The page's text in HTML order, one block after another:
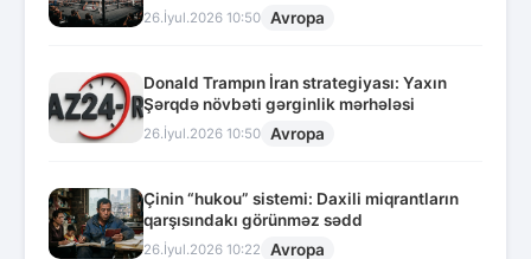
26.İyul.2026 10:50 Avropa
Donald Trampın İran strategiyası: Yaxın
Şərqdə növbəti gərginlik mərhələsi
26.İyul.2026 10:50 Avropa
Çinin “hukou” sistemi: Daxili miqrantların
qarşısındakı görünməz sədd
26.İyul.2026 10:22 Avropa